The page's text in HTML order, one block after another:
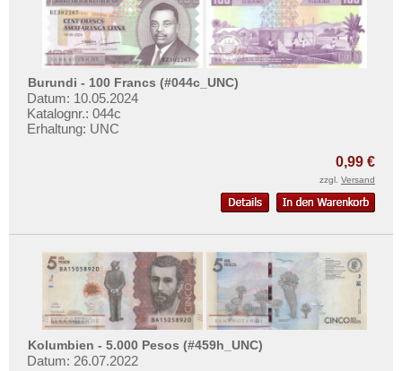
Burundi - 100 Francs (#044c_UNC)
Datum: 10.05.2024
Katalognr.: 044c
Erhaltung: UNC
0,99 €
zzgl. Versand
Kolumbien - 5.000 Pesos (#459h_UNC)
Datum: 26.07.2022